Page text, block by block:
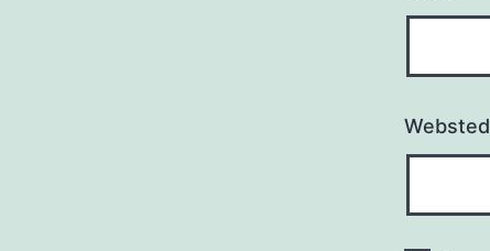
Websted